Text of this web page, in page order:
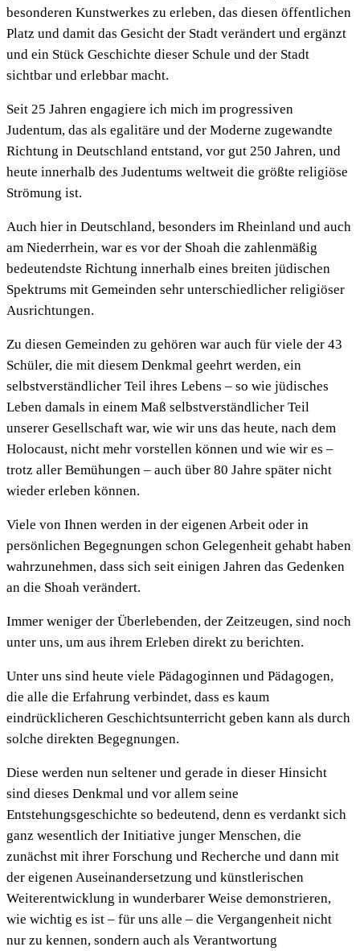
besonderen Kunstwerkes zu erleben, das diesen öffentlichen
Platz und damit das Gesicht der Stadt verändert und ergänzt
und ein Stück Geschichte dieser Schule und der Stadt
sichtbar und erlebbar macht.
Seit 25 Jahren engagiere ich mich im progressiven
Judentum, das als egalitäre und der Moderne zugewandte
Richtung in Deutschland entstand, vor gut 250 Jahren, und
heute innerhalb des Judentums weltweit die größte religiöse
Strömung ist.
Auch hier in Deutschland, besonders im Rheinland und auch
am Niederrhein, war es vor der Shoah die zahlenmäßig
bedeutendste Richtung innerhalb eines breiten jüdischen
Spektrums mit Gemeinden sehr unterschiedlicher religiöser
Ausrichtungen.
Zu diesen Gemeinden zu gehören war auch für viele der 43
Schüler, die mit diesem Denkmal geehrt werden, ein
selbstverständlicher Teil ihres Lebens – so wie jüdisches
Leben damals in einem Maß selbstverständlicher Teil
unserer Gesellschaft war, wie wir uns das heute, nach dem
Holocaust, nicht mehr vorstellen können und wie wir es –
trotz aller Bemühungen – auch über 80 Jahre später nicht
wieder erleben können.
Viele von Ihnen werden in der eigenen Arbeit oder in
persönlichen Begegnungen schon Gelegenheit gehabt haben
wahrzunehmen, dass sich seit einigen Jahren das Gedenken
an die Shoah verändert.
Immer weniger der Überlebenden, der Zeitzeugen, sind noch
unter uns, um aus ihrem Erleben direkt zu berichten.
Unter uns sind heute viele Pädagoginnen und Pädagogen,
die alle die Erfahrung verbindet, dass es kaum
eindrücklicheren Geschichtsunterricht geben kann als durch
solche direkten Begegnungen.
Diese werden nun seltener und gerade in dieser Hinsicht
sind dieses Denkmal und vor allem seine
Entstehungsgeschichte so bedeutend, denn es verdankt sich
ganz wesentlich der Initiative junger Menschen, die
zunächst mit ihrer Forschung und Recherche und dann mit
der eigenen Auseinandersetzung und künstlerischen
Weiterentwicklung in wunderbarer Weise demonstrieren,
wie wichtig es ist – für uns alle – die Vergangenheit nicht
nur zu kennen, sondern auch als Verantwortung